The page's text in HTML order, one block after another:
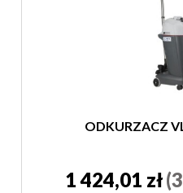
ODKURZACZ
1 424,01 zł